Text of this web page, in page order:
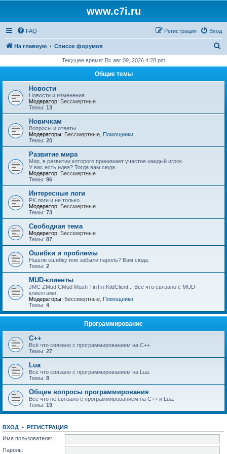
www.c7i.ru
FAQ Вход
Регистрация
На главную Список форумов
с
Текущее время: Вс авг 09, 2026 4:28 pm
Общие темы
Новости
Новости и изменения
Модератор: Бессмертные
Темы: 13
Новичкам
Вопросы и ответы
Модераторы: Бессмертные Помощники
Темы: 20
Развитие мира
Мир, в развитии которого принимает участие каждый игрок.
У вас есть идея? Тогда вам сюда.
Модератор: Бессмертные
Темы: 96
Интересные логи
PK логи и не только.
Модератор: Бессмертные
Темы: 73
Свободная тема
Модератор: Бессмертные
Темы: 87
Ошибки и проблемы
Нашли ошибку или забыли пароль? Вам сюда.
Темы: 2
MUD-клиенты
JMC ZMud CMud Mush TinTin KildClient... Все что связано с MUD-
клиентами.
Модераторы: Бессмертные Помощники
Темы: 4
Программирование
C++
Всё что связано с программированием на С++
Темы: 27
Lua
Всё что связано с программированием на Lua
Темы: 8
Общие вопросы программирования
Всё что не связано с программированием на C++ и Lua.
Темы: 19
ВХОД • РЕГИСТРАЦИЯ
Имя пользователя:
Пароль: